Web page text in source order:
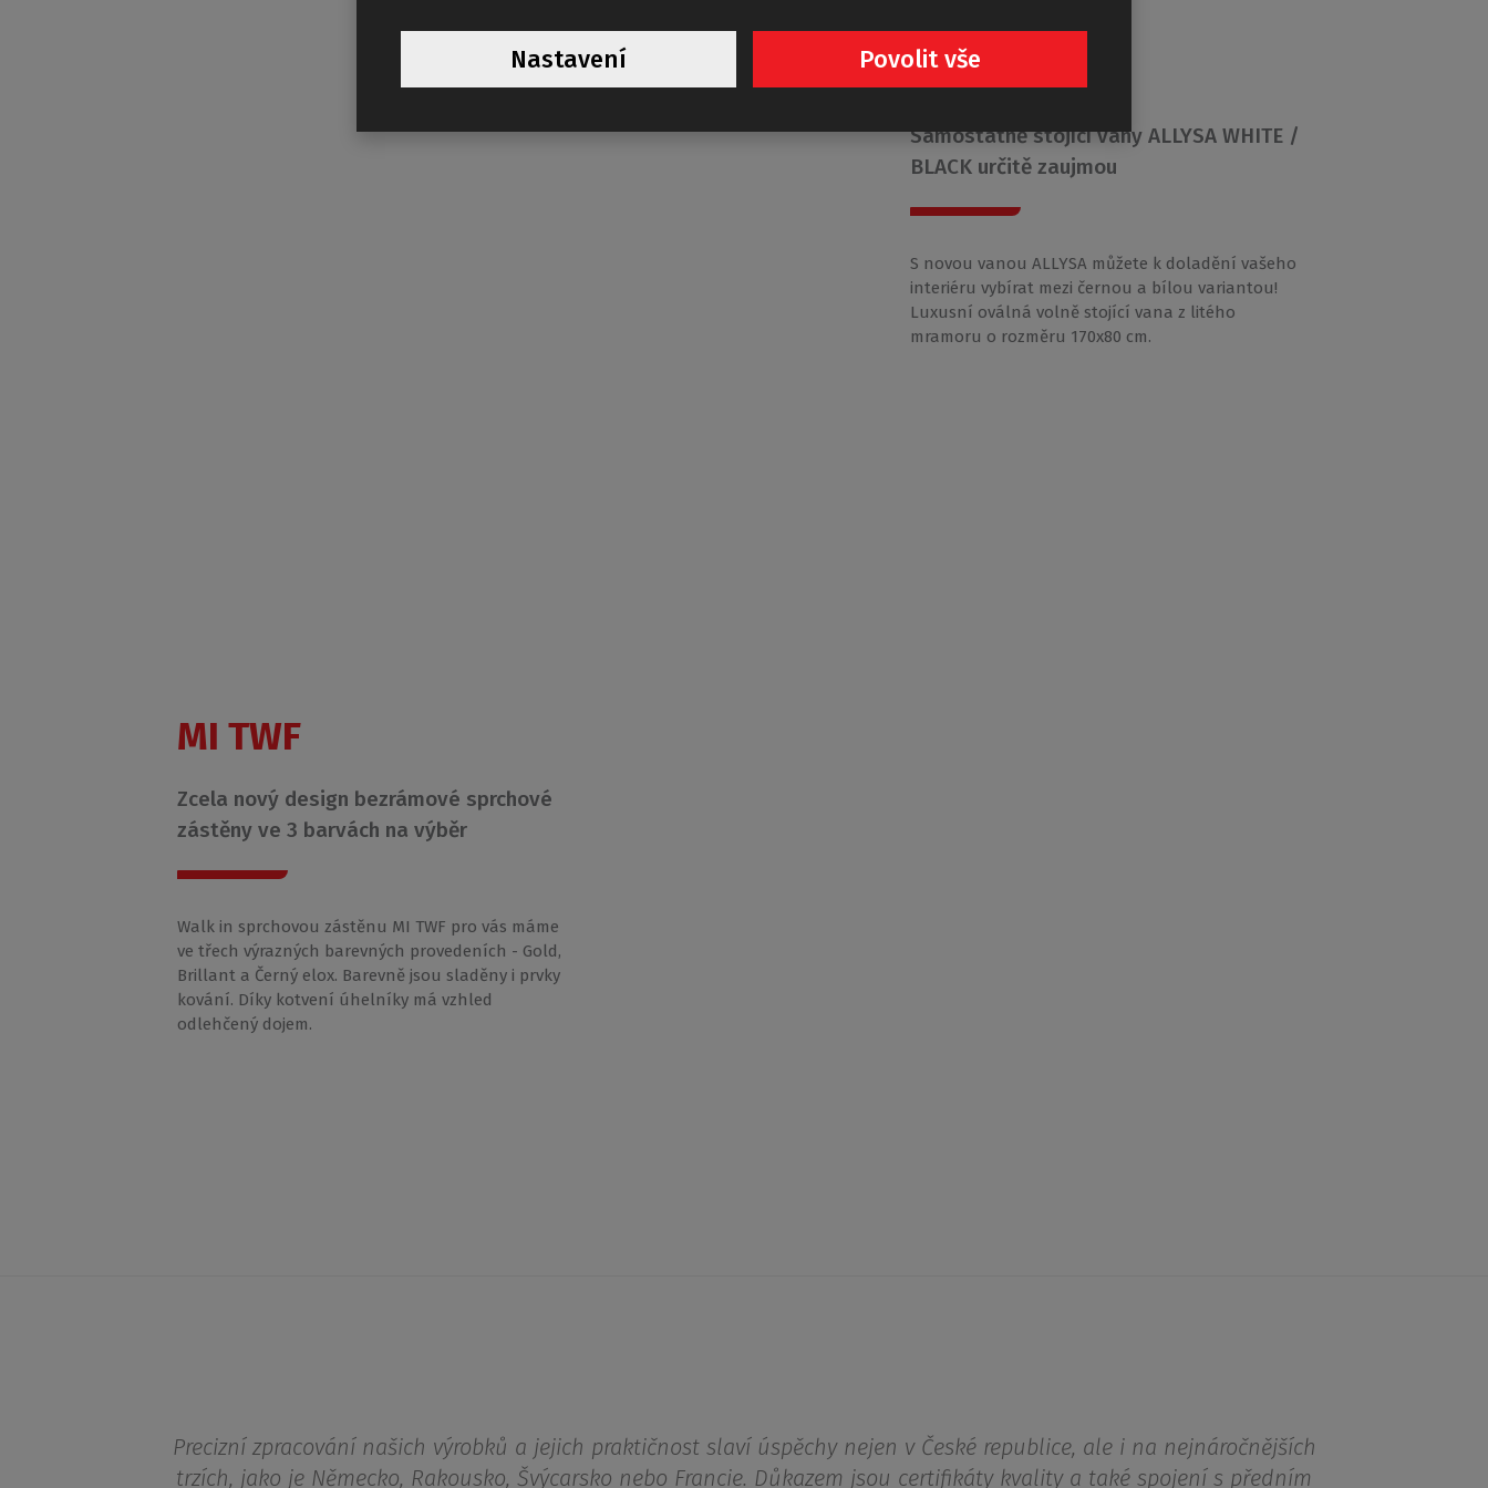
ALLYSA
Samostatně stojící vany ALLYSA WHITE /
BLACK určitě zaujmou
S novou vanou ALLYSA můžete k doladění vašeho
interiéru vybírat mezi černou a bílou variantou!
Luxusní oválná volně stojící vana z litého
mramoru o rozměru 170x80 cm.
MI TWF
Zcela nový design bezrámové sprchové
zástěny ve 3 barvách na výběr
Walk in sprchovou zástěnu MI TWF pro vás máme
ve třech výrazných barevných provedeních - Gold,
Brillant a Černý elox. Barevně jsou sladěny i prvky
kování. Díky kotvení úhelníky má vzhled
odlehčený dojem.
Precizní zpracování našich výrobků a jejich praktičnost slaví úspěchy nejen v České republice, ale i na nejnáročnějších
trzích, jako je Německo, Rakousko, Švýcarsko nebo Francie. Důkazem jsou certifikáty kvality a také spojení s předním
Nastavení Povolit vše